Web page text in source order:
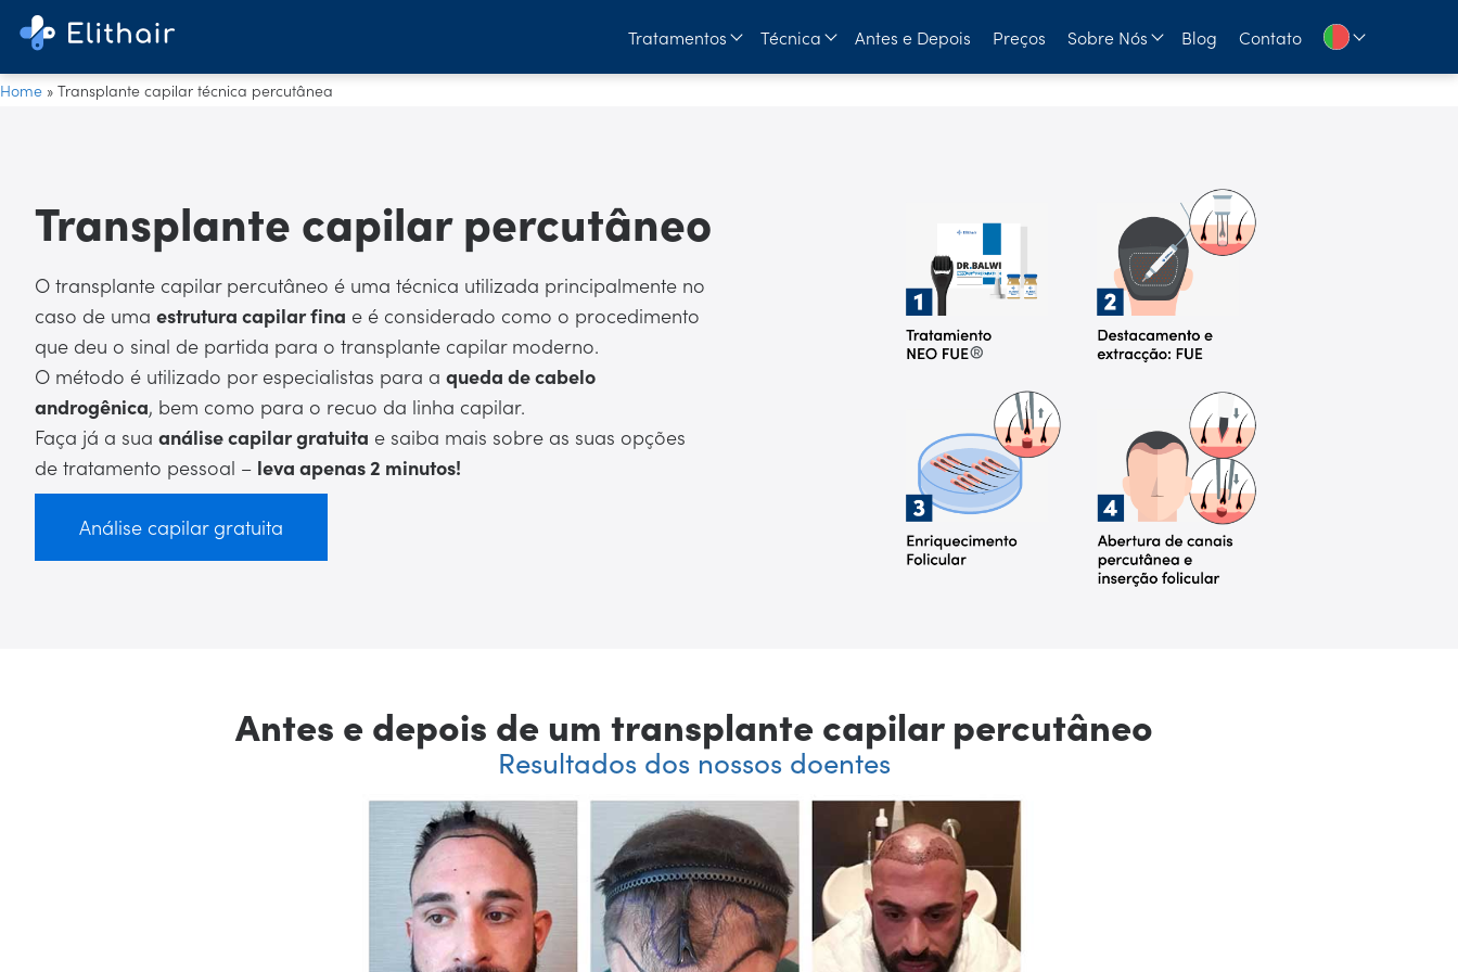
Tratamentos Técnica Antes e Depois Preços Sobre Nós Blog Contato
Home » Transplante capilar técnica percutânea
Transplante capilar percutâneo
O transplante capilar percutâneo é uma técnica utilizada principalmente no
caso de uma estrutura capilar fina e é considerado como o procedimento
que deu o sinal de partida para o transplante capilar moderno.
O método é utilizado por especialistas para a queda de cabelo
androgênica, bem como para o recuo da linha capilar.
Faça já a sua análise capilar gratuita e saiba mais sobre as suas opções
de tratamento pessoal – leva apenas 2 minutos!
Análise capilar gratuita
Antes e depois de um transplante capilar percutâneo
Resultados dos nossos doentes